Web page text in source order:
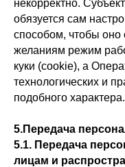
некорректно.
обязуется сам
способом, чтобы оно
желаниям режим
куки (cookie), а
технологических и
подобного характера.
5.Передача
5.1. Передача
лицам и